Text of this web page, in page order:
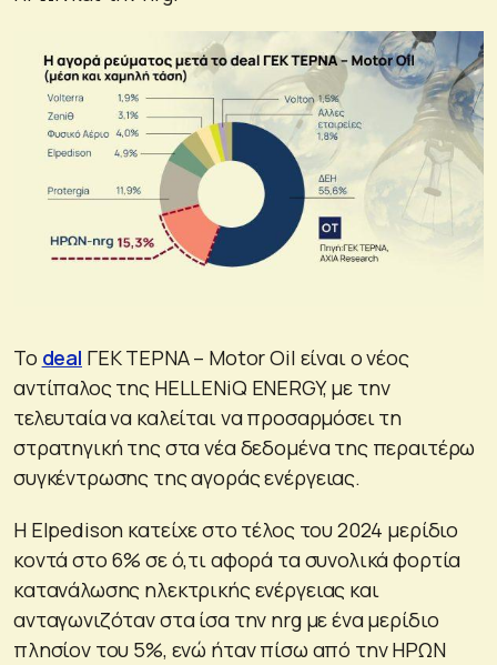
Το deal ΓΕΚ ΤΕΡΝΑ – Motor Oil είναι ο νέος
αντίπαλος της HELLENiQ ENERGY, με την
τελευταία να καλείται να προσαρμόσει τη
στρατηγική της στα νέα δεδομένα της περαιτέρω
συγκέντρωσης της αγοράς ενέργειας.
H Elpedison κατείχε στο τέλος του 2024 μερίδιο
κοντά στο 6% σε ό,τι αφορά τα συνολικά φορτία
κατανάλωσης ηλεκτρικής ενέργειας και
ανταγωνιζόταν στα ίσα την nrg με ένα μερίδιο
πλησίον του 5%, ενώ ήταν πίσω από την ΗΡΩΝ